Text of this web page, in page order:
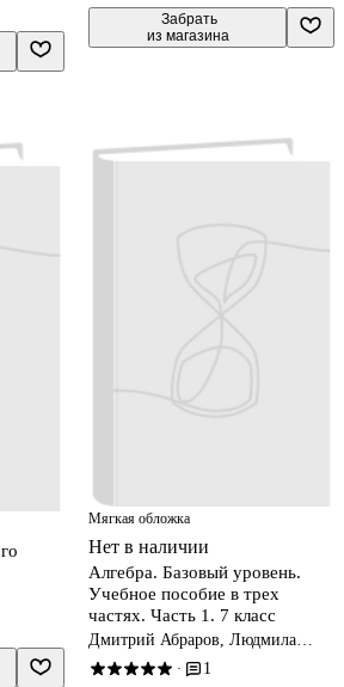
Забрать
из магазина
Мягкая обложка
Нет в наличии
Алгебра. Базовый уровень.
Учебное пособие в трех
частях. Часть 1. 7 класс
Дмитрий Абраров, Людмила
Петерсон, Елена Чуткова
· 1